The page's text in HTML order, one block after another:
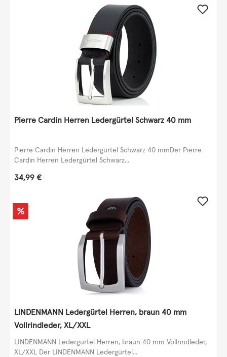
Pierre Cardin Herren Ledergürtel Schwarz 40 mm
Pierre Cardin Herren Ledergürtel Schwarz 40 mmDer Pierre
Cardin Herren Ledergürtel Schwarz...
Regulärer Preis:
34,99 €
Rabatt
%
LINDENMANN Ledergürtel Herren, braun 40 mm
Vollrindleder, XL/XXL
LINDENMANN Ledergürtel Herren, braun 40 mm Vollrindleder,
XL/XXL Der LINDENMANN Ledergürtel...